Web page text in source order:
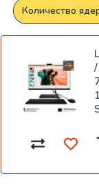
Количество